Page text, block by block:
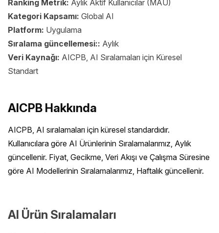
Ranking Metrik: Aylık Aktif Kullanıcılar (MAU)
Kategori Kapsamı: Global AI
Platform: Uygulama
Sıralama güncellemesi:: Aylık
Veri Kaynağı: AICPB, AI Sıralamaları için Küresel
Standart
AICPB Hakkında
AICPB, AI sıralamaları için küresel standardıdır.
Kullanıcılara göre AI Ürünlerinin Sıralamalarımız, Aylık
güncellenir. Fiyat, Gecikme, Veri Akışı ve Çalışma Süresine
göre AI Modellerinin Sıralamalarımız, Haftalık güncellenir.
AI Ürün Sıralamaları